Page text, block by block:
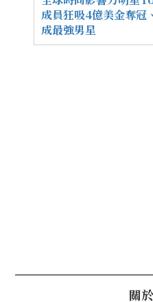
成員狂吸4億美金奪冠
成最強男星
關